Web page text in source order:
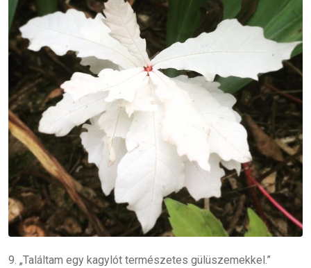
9. „Találtam egy kagylót természetes gülüszemekkel.”